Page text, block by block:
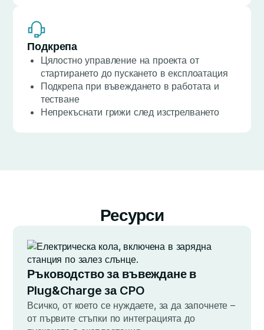
Подкрепа
Цялостно управление на проекта от
стартирането до пускането в експлоатация
Подкрепа при въвеждането в работата и
тестване
Непрекъснати грижи след изстрелването
Ресурси
Ръководство за въвеждане в
Plug&Charge за CPO
Всичко, от което се нуждаете, за да започнете –
от първите стъпки по интеграцията до